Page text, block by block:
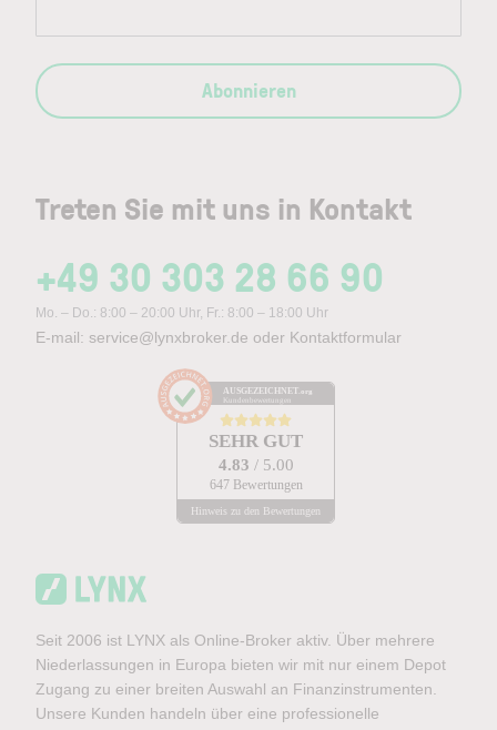
Treten Sie mit uns in Kontakt
+49 30 303 28 66 90
Mo. – Do.: 8:00 – 20:00 Uhr, Fr.: 8:00 – 18:00 Uhr
E-mail: service@lynxbroker.de oder Kontaktformular
AUSGEZEICHNET .org
Kundenbewertungen
SEHR GUT
4.83 / 5.00
647 Bewertungen
Hinweis zu den Bewertungen
Abonnieren
Seit 2006 ist LYNX als Online-Broker aktiv. Über mehrere
Niederlassungen in Europa bieten wir mit nur einem Depot
Zugang zu einer breiten Auswahl an Finanzinstrumenten.
Unsere Kunden handeln über eine professionelle